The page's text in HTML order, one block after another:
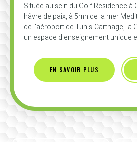
Située au sein du Golf Residence à
hâvre de paix, à 5mn de la mer
de l'aéroport de Tunis-Carthage, la
un espace d'enseignement unique
EN SAVOIR PLUS